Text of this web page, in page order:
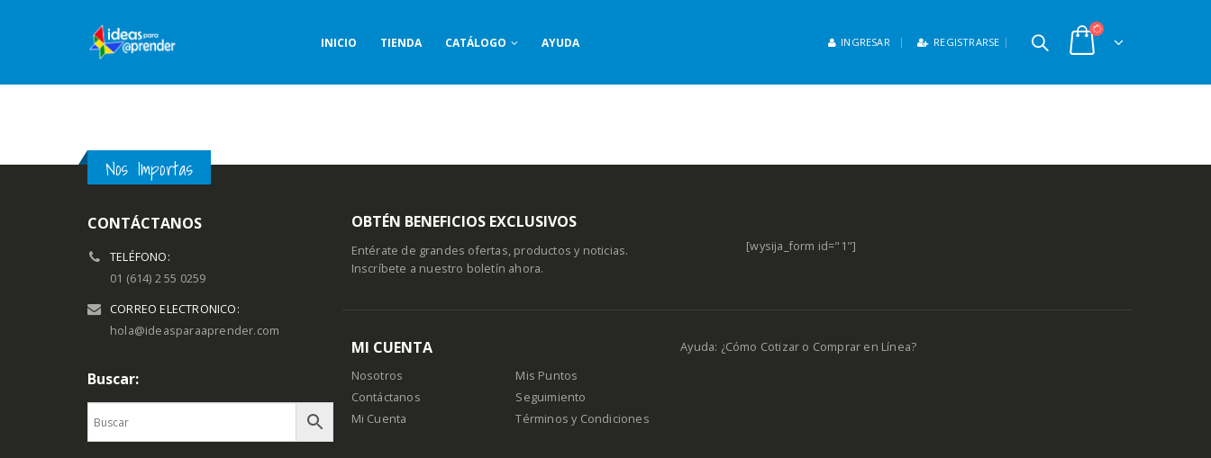
INICIO TIENDA CATÁLOGO AYUDA INGRESAR REGISTRARSE
Nos Importas
CONTÁCTANOS
TELÉFONO:
01 (614) 2 55 0259
CORREO ELECTRONICO:
hola@ideasparaaprender.com
Buscar:
OBTÉN BENEFICIOS EXCLUSIVOS
Entérate de grandes ofertas, productos y noticias.
Inscríbete a nuestro boletín ahora.
[wysija_form id="1"]
MI CUENTA
Nosotros
Contáctanos
Mi Cuenta
Mis Puntos
Seguimiento
Términos y Condiciones
Ayuda: ¿Cómo Cotizar o Comprar en Línea?